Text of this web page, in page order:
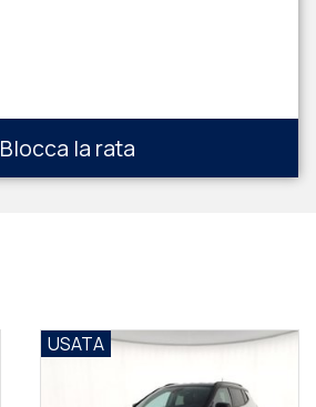
Blocca la rata
USATA